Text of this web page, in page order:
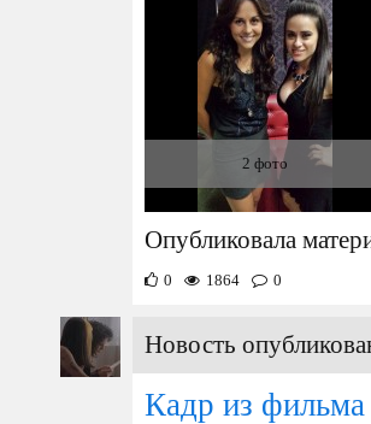
2 фото
Опубликовала
0 1864 0
Новость
Кадр из